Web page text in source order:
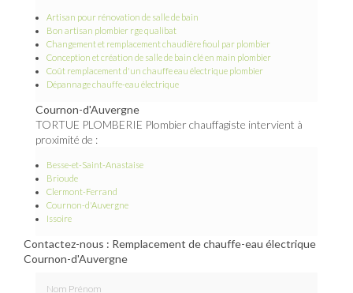
Artisan pour rénovation de salle de bain
Bon artisan plombier rge qualibat
Changement et remplacement chaudière fioul par plombier
Conception et création de salle de bain clé en main plombier
Coût remplacement d'un chauffe eau électrique plombier
Dépannage chauffe-eau électrique
Cournon-d'Auvergne
TORTUE PLOMBERIE Plombier chauffagiste intervient à
proximité de :
Besse-et-Saint-Anastaise
Brioude
Clermont-Ferrand
Cournon-d'Auvergne
Issoire
Contactez-nous : Remplacement de chauffe-eau électrique
Cournon-d'Auvergne